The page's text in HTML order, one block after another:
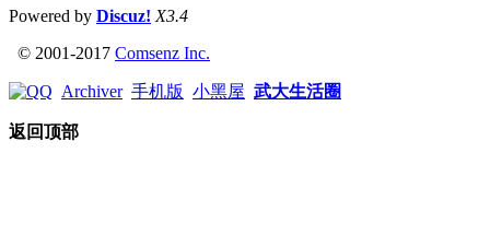
Powered by Discuz! X3.4
© 2001-2017 Comsenz Inc.
Archiver 手机版 小黑屋 武大生活圈
返回顶部